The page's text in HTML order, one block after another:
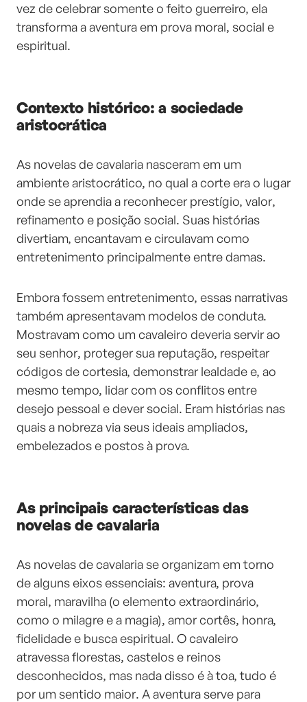
vez de celebrar somente o feito guerreiro, ela
transforma a aventura em prova moral, social e
espiritual.
Contexto histórico: a sociedade
aristocrática
As novelas de cavalaria nasceram em um
ambiente aristocrático, no qual a corte era o lugar
onde se aprendia a reconhecer prestígio, valor,
refinamento e posição social. Suas histórias
divertiam, encantavam e circulavam como
entretenimento principalmente entre damas.
Embora fossem entretenimento, essas narrativas
também apresentavam modelos de conduta.
Mostravam como um cavaleiro deveria servir ao
seu senhor, proteger sua reputação, respeitar
códigos de cortesia, demonstrar lealdade e, ao
mesmo tempo, lidar com os conflitos entre
desejo pessoal e dever social. Eram histórias nas
quais a nobreza via seus ideais ampliados,
embelezados e postos à prova.
As principais características das
novelas de cavalaria
As novelas de cavalaria se organizam em torno
de alguns eixos essenciais: aventura, prova
moral, maravilha (o elemento extraordinário,
como o milagre e a magia), amor cortês, honra,
fidelidade e busca espiritual. O cavaleiro
atravessa florestas, castelos e reinos
desconhecidos, mas nada disso é à toa, tudo é
por um sentido maior. A aventura serve para